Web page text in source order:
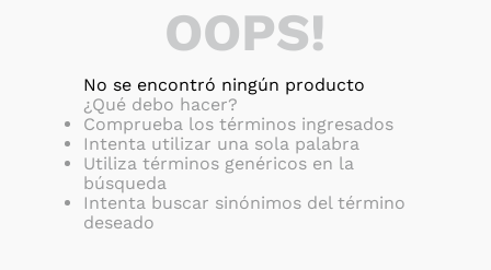
OOPS!
No se encontró ningún producto
¿Qué debo hacer?
Comprueba los términos ingresados
Intenta utilizar una sola palabra
Utiliza términos genéricos en la
búsqueda
Intenta buscar sinónimos del término
deseado